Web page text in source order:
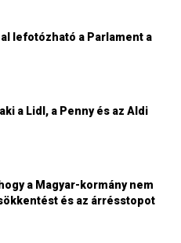
lefotózható a Parlament a
a Lidl, a Penny és az Aldi
a Magyar-kormány nem
és az árrésstopot